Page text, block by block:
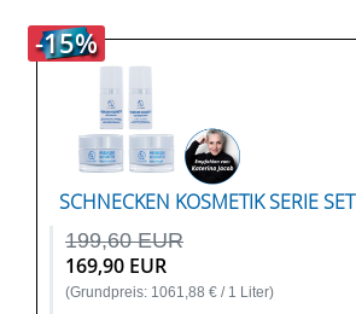
-15%
SCHNECKEN KOSMETIK SERIE SET
199,60 EUR
169,90 EUR
(Grundpreis: 1061,88 € / 1 Liter)